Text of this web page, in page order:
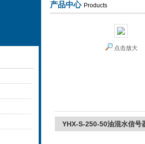
产品中心 Products
点击放大
YHX-S-250-50油混水信号